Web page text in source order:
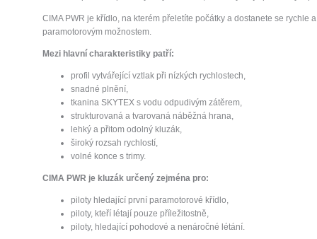
CIMA PWR je křídlo, na kterém přeletíte počátky a dostanete se rychle
paramotorovým možnostem.
Mezi hlavní charakteristiky patří:
profil vytvářející vztlak při nízkých rychlostech,
snadné plnění,
tkanina SKYTEX s vodu odpudivým zátěrem,
strukturovaná a tvarovaná náběžná hrana,
lehký a přitom odolný kluzák,
široký rozsah rychlostí,
volné konce s trimy.
CIMA PWR je kluzák určený zejména pro:
piloty hledající první paramotorové křídlo,
piloty, kteří létají pouze příležitostně,
piloty, hledající pohodové a nenáročné létání.